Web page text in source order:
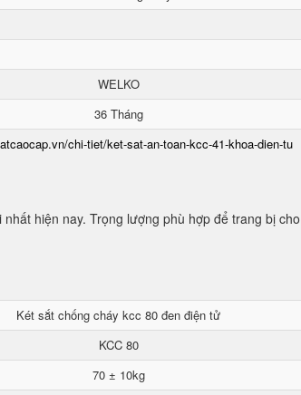
WELKO
36 Tháng
chi-tiet/ket-sat-an-toan-kcc-41-khoa-dien-tu
hiện nay. Trọng lượng phù hợp để trang bị
Két sắt chống cháy kcc 80 đen điện tử
KCC 80
70 ± 10kg